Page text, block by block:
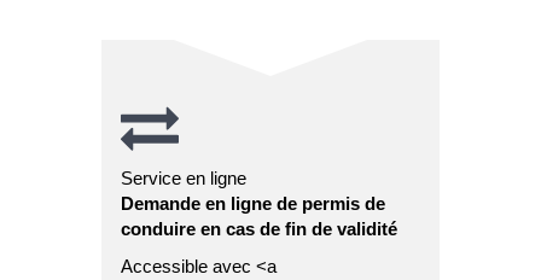
Service en ligne
Demande en ligne de permis de
conduire en cas de fin de validité
Accessible avec <a